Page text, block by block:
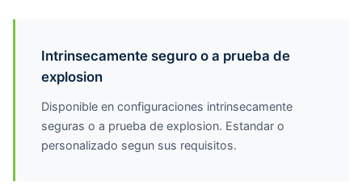
Intrinsecamente seguro o a prueba de
explosion
Disponible en configuraciones intrinsecamente
seguras o a prueba de explosion. Estandar o
personalizado segun sus requisitos.